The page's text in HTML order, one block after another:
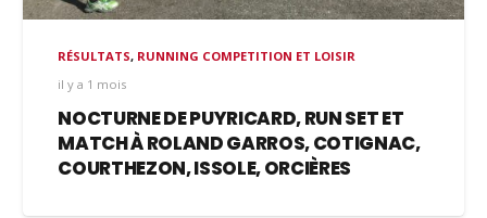
RÉSULTATS, RUNNING COMPETITION ET LOISIR
il y a 1 mois
NOCTURNE DE PUYRICARD, RUN SET ET
MATCH À ROLAND GARROS, COTIGNAC,
COURTHEZON, ISSOLE, ORCIÈRES